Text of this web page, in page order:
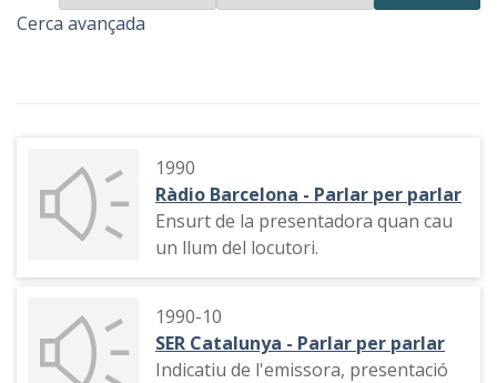
Cerca avançada
1990
Ràdio Barcelona - Parlar per parlar
Ensurt de la presentadora quan cau
un llum del locutori.
1990-10
SER Catalunya - Parlar per parlar
Indicatiu de l'emissora, presentació